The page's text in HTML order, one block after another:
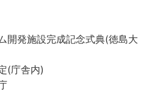
発施設完成記念式典(徳島大
(庁舎内)